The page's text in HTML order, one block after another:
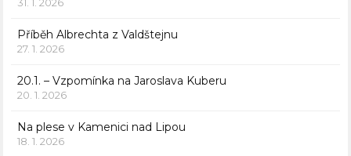
Příběh Albrechta z Valdštejnu
27. 1. 2026
20.1. – Vzpomínka na Jaroslava Kuberu
20. 1. 2026
Na plese v Kamenici nad Lipou
18. 1. 2026